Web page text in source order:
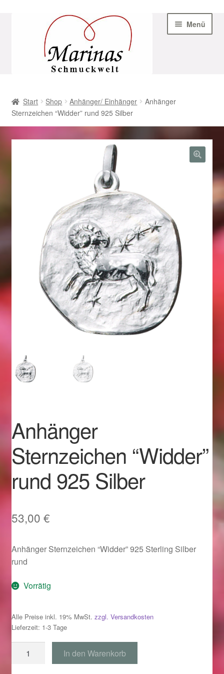
Navigation
Menü
AGB
Beispiel-Seite
Geschenke zu Ostern 2023
Geschenke zu Ostern 2024
Geschenkideen für Weihnachten 2022
Geschenkideen für Weihnachten 2023
Geschenkideen für Weihnachten 2024
Geschenkideen für Weihnachten 2025
Halloween Schmuck online kaufen 2015
Halloween Schmuck online kaufen 2016
Halloween Schmuck online kaufen 2018
Im Gedenken an
Impressum
Karneval 2015 – Schmuck zu Fasching & Co.
Karneval 2020 – Schmuck zu Fasching & Co.
Kasse
Liefer- und Versandkosten
Magisches und Festliches zu Halloween
Start Shop Anhänger/ Einhänger
Anhänger
Sternzeichen “Widder” rund 925 Silber
Anhänger
Sternzeichen “Widder”
rund 925 Silber
53,00 €
Anhänger Sternzeichen “Widder” 925 Sterling Silber
rund
Vorrätig
Alle Preise inkl. 19% MwSt. zzgl. Versandkosten
Lieferzeit: 1-3 Tage
Sternzeichen
In den Warenkorb